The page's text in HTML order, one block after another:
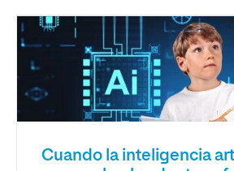
Cuando la inteligencia